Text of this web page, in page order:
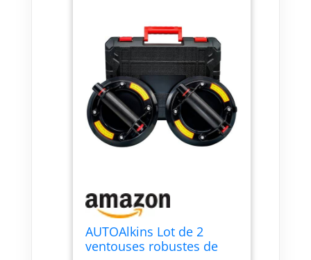
AUTOAlkins Lot de 2
ventouses robustes de